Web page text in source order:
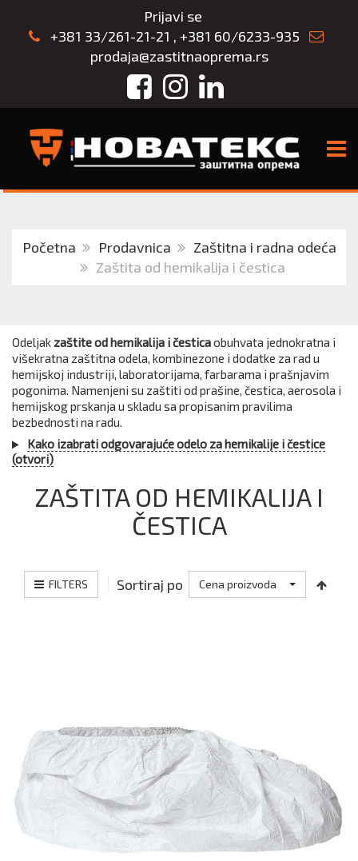
Prijavi se
+381 33/261-21-21 , +381 60/6233-935
prodaja@zastitnaoprema.rs
FacebookInstagram
LinkedIn
Početna Prodavnica
Zaštitna i radna odeća
Zaštita od hemikalija i čestica
Odeljak zaštite od hemikalija i česticaobuhvata jednokratna i
višekratna zaštitna odela, kombinezone i dodatke za rad u
hemijskoj industriji, laboratorijama, farbarama i prašnjavim
pogonima. Namenjeni su zaštiti od prašine, čestica, aerosola i
hemijskog prskanja u skladu sa propisanim pravilima
bezbednosti na radu.
Kako izabrati odgovarajuće odelo za hemikalije i čestice
(otvori)
ZAŠTITA OD HEMIKALIJA I
ČESTICA
FILTERS Sortiraj po Cena proizvoda